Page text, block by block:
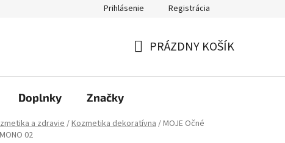
Prihlásenie Registrácia
PRÁZDNY KOŠÍK
Doplnky Značky
a zdravie/Kozmetika dekoratívna/MOJE Očné
02